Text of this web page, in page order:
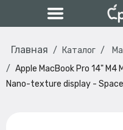
Главная Каталог
Apple MacBook Pro 14"
Nano-texture display -